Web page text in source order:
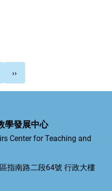
一
››
學發展中心
Center for Teaching and
指南路二段64號 行政大樓